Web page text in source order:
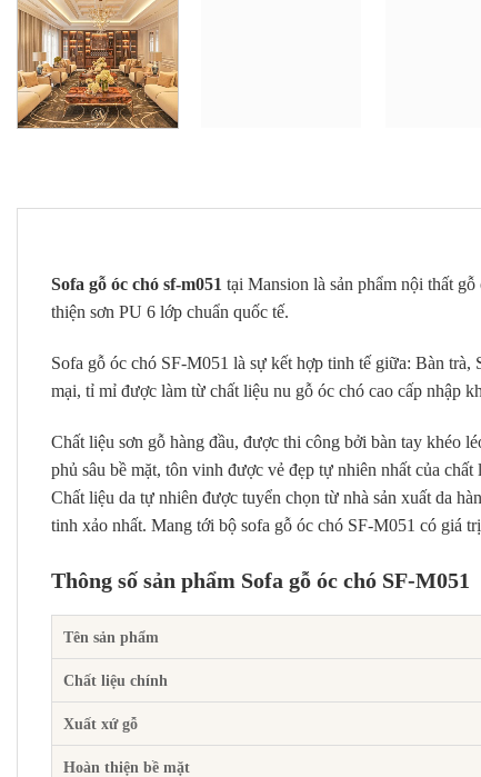
Sofa gỗ óc chó sf-m051 tại Mansion là sản phẩm nội thất
thiện sơn PU 6 lớp chuẩn quốc tế.
Sofa gỗ óc chó SF-M051 là sự kết hợp tinh tế giữa: Bàn
mại, tỉ mỉ được làm từ chất liệu nu gỗ óc chó cao cấp nhập
Chất liệu sơn gỗ hàng đầu, được thi công bởi bàn tay khéo
phủ sâu bề mặt, tôn vinh được vẻ đẹp tự nhiên nhất của
Chất liệu da tự nhiên được tuyển chọn từ nhà sản xuất da
tinh xảo nhất. Mang tới bộ sofa gỗ óc chó SF-M051 có giá
Thông số sản phẩm Sofa gỗ óc chó SF-M051
Tên sản phẩm
Chất liệu chính
Xuất xứ gỗ
Hoàn thiện bề mặt